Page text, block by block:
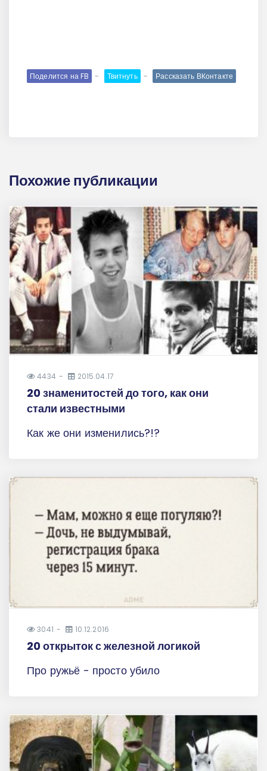
Поделится на FB Твитнуть Рассказать ВКонтакте
Похожие публикации
4434 2015.04.17
20 знаменитостей до того, как они
стали известными
Как же они изменились?!?
3041 10.12.2016
20 открыток с железной логикой
Про ружьё - просто убило